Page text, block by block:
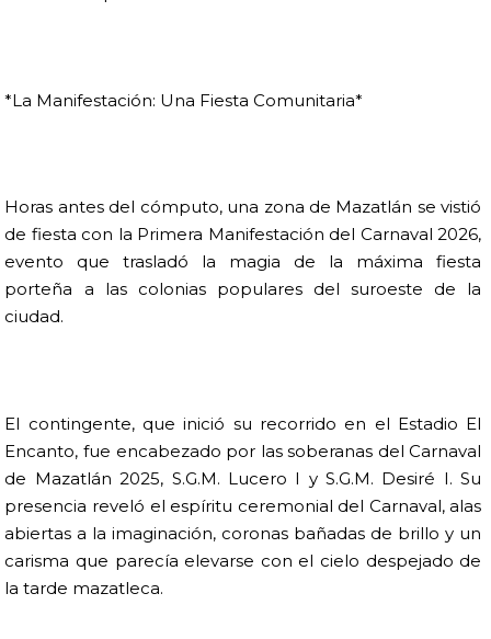
*La Manifestación: Una Fiesta Comunitaria*
Horas antes del cómputo, una zona de Mazatlán se vistió
de fiesta con la Primera Manifestación del Carnaval 2026,
evento que trasladó la magia de la máxima fiesta
porteña a las colonias populares del suroeste de la
ciudad.
El contingente, que inició su recorrido en el Estadio El
Encanto, fue encabezado por las soberanas del Carnaval
de Mazatlán 2025, S.G.M. Lucero I y S.G.M. Desiré I. Su
presencia reveló el espíritu ceremonial del Carnaval, alas
abiertas a la imaginación, coronas bañadas de brillo y un
carisma que parecía elevarse con el cielo despejado de
la tarde mazatleca.